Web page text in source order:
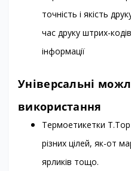
точність і якість
час друку штрих-
інформації
Універсальні
використання
Термоетикетки T.Top
різних цілей, як-от
ярликів тощо.